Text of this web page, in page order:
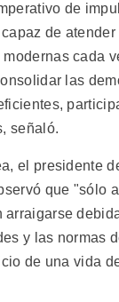
de
de atender
cada
las
señaló.
el presidente
que "sólo
arraigarse
y las normas
de una vida